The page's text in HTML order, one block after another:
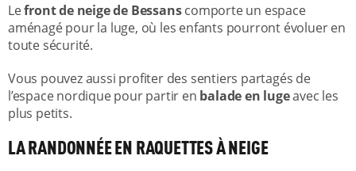
Lefront de neige de Bessanscomporte un espace
aménagé pour la luge, où les enfants pourront évoluer en
toute sécurité.
Vous pouvez aussi profiter des sentiers partagés de
l’espace nordique pour partir en balade en lugeavec les
plus petits.
LA RANDONNÉE EN RAQUETTES À NEIGE